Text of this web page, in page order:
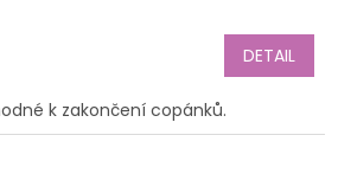
DETAIL
k zakončení copánků.